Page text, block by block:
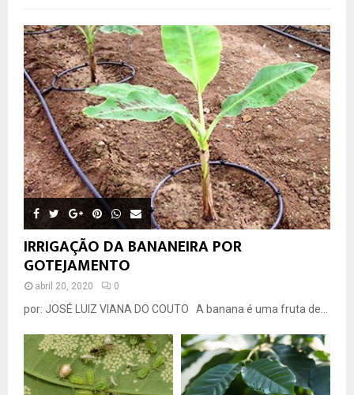
IRRIGAÇÃO DA BANANEIRA POR
GOTEJAMENTO
abril 20, 2020 0
por: JOSÉ LUIZ VIANA DO COUTO A banana é uma fruta de...